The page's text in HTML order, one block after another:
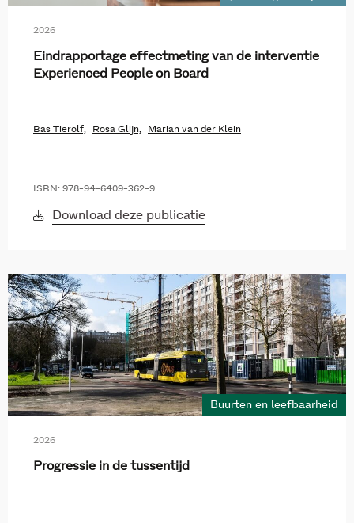
2026
Eindrapportage effectmeting van de interventie
Experienced People on Board
Bas Tierolf, Rosa Glijn, Marian van der Klein
ISBN: 978-94-6409-362-9
Download deze publicatie
Buurten en leefbaarheid
2026
Progressie in de tussentijd